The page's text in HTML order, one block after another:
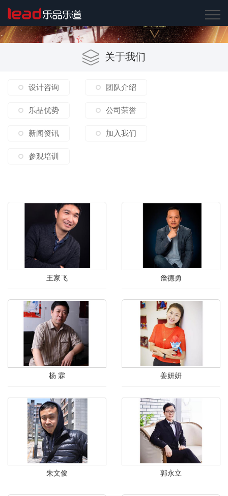
关于我们
设计咨询 团队介绍
乐品优势 公司荣誉
新闻资讯 加入我们
参观培训
王家飞 詹德勇
杨 霖 姜妍妍
朱文俊 郭永立